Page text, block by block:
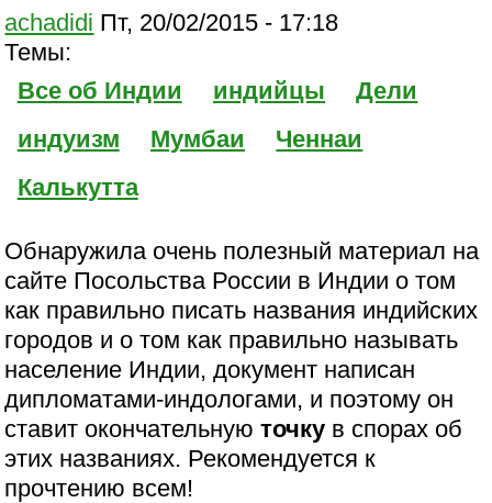
achadidi Пт, 20/02/2015 - 17:18
Темы:
Все об Индии
индийцы
Дели
индуизм
Мумбаи
Ченнаи
Калькутта
Обнаружила очень полезный материал на
сайте Посольства России в Индии о том
как правильно писать названия индийских
городов и о том как правильно называть
население Индии, документ написан
дипломатами-индологами, и поэтому он
ставит окончательнуюточку в спорах об
этих названиях. Рекомендуется к
прочтению всем!